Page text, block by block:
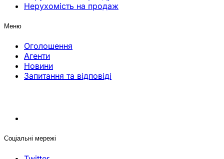
Нерухомість на продаж
Меню
Оголошення
Агенти
Новини
Запитання та відповіді
Соціальні мережі